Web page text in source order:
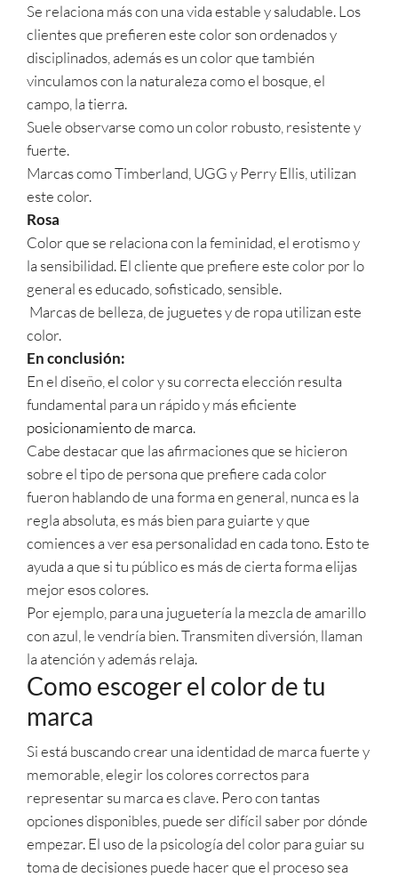
Se relaciona más con una vida estable y saludable. Los
clientes que prefieren este color son ordenados y
disciplinados, además es un color que también
vinculamos con la naturaleza como el bosque, el
campo, la tierra.
Suele observarse como un color robusto, resistente y
fuerte.
Marcas como Timberland, UGG y Perry Ellis, utilizan
este color.
Rosa
Color que se relaciona con la feminidad, el erotismo y
la sensibilidad. El cliente que prefiere este color por lo
general es educado, sofisticado, sensible.
Marcas de belleza, de juguetes y de ropa utilizan este
color.
En conclusión:
En el diseño, el color y su correcta elección resulta
fundamental para un rápido y más eficiente
posicionamiento de marca.
Cabe destacar que las afirmaciones que se hicieron
sobre el tipo de persona que prefiere cada color
fueron hablando de una forma en general, nunca es la
regla absoluta, es más bien para guiarte y que
comiences a ver esa personalidad en cada tono. Esto te
ayuda a que si tu público es más de cierta forma elijas
mejor esos colores.
Por ejemplo, para una juguetería la mezcla de amarillo
con azul, le vendría bien. Transmiten diversión, llaman
la atención y además relaja.
Como escoger el color de tu
marca
Si está buscando crear una identidad de marca fuerte y
memorable, elegir los colores correctos para
representar su marca es clave. Pero con tantas
opciones disponibles, puede ser difícil saber por dónde
empezar. El uso de la psicología del color para guiar su
toma de decisiones puede hacer que el proceso sea